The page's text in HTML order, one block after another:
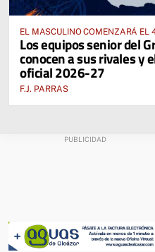
EL MASCULINO COMENZARÁ EL
FEMENINO, EL 17 DE OCTUBRE
Los equipos senior del
conocen a sus rivales y
oficial 2026-27
F.J. PARRAS